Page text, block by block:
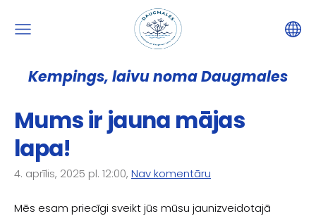
Kempings, laivu noma Daugmales
Mums ir jauna mājas
lapa!
4. aprīlis, 2025 pl. 12:00, Nav komentāru
Mēs esam priecīgi sveikt jūs mūsu jaunizveidotajā